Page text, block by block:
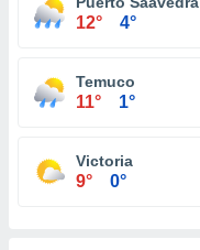
12° 4°
Temuco
11° 1°
Victoria
9° 0°